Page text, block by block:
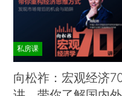
私房课
向松祚：宏观经济